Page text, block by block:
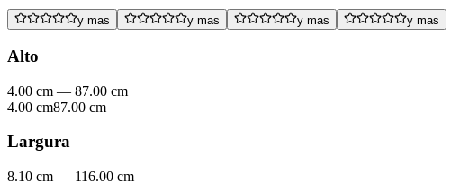
y mas y mas y mas y mas
Alto
4.00 cm — 87.00 cm
4.00 cm87.00 cm
Largura
8.10 cm — 116.00 cm